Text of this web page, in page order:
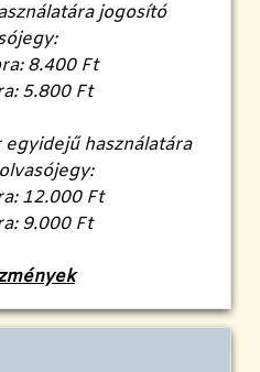
jogosító
8.400 Ft
5.800 Ft
használatára
12.000 Ft
9.000 Ft